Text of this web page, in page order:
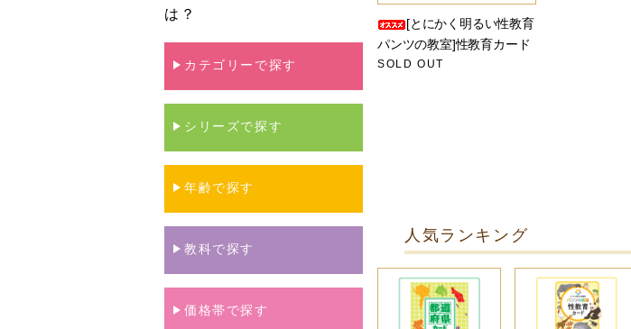
[とにかく明るい性教育
パンツの教室]性教育カード
SOLD OUT
人気ランキング
カテゴリーで探す
シリーズで探す
年齢で探す
教科で探す
価格帯で探す